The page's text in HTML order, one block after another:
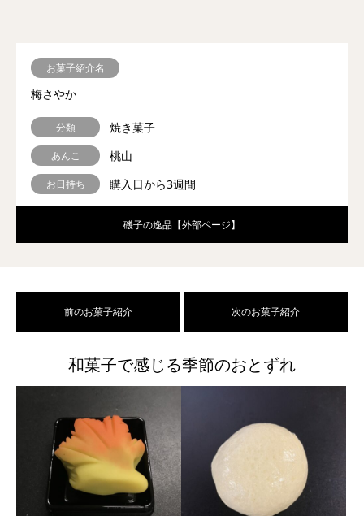
お菓子紹介名
梅さやか
分類 焼き菓子
あんこ 桃山
お日持ち 購入日から3週間
磯子の逸品【外部ページ】
前のお菓子紹介 次のお菓子紹介
和菓子で感じる季節のおとずれ